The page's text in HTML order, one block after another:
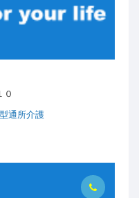
０
通所介護